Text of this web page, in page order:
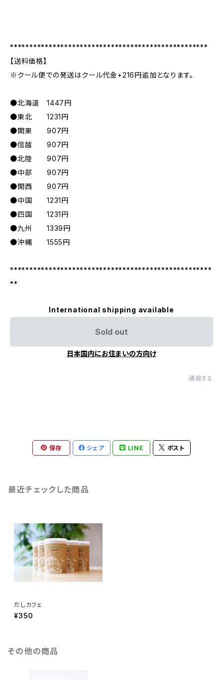
***************************************************
【送料価格】
※クール便での発送はクール代金+216円追加となります。
●北海道 1447円
●東北 1231円
●関東 907円
●信越 907円
●北陸 907円
●中部 907円
●関西 907円
●中国 1231円
●四国 1231円
●九州 1339円
●沖縄 1555円
****************************************************
**
International shipping available
Sold out
日本国内にお住まいの方向け
通報する
保存 シェア LINE ポスト
最近チェックした商品
だしカフェ
¥350
その他の商品